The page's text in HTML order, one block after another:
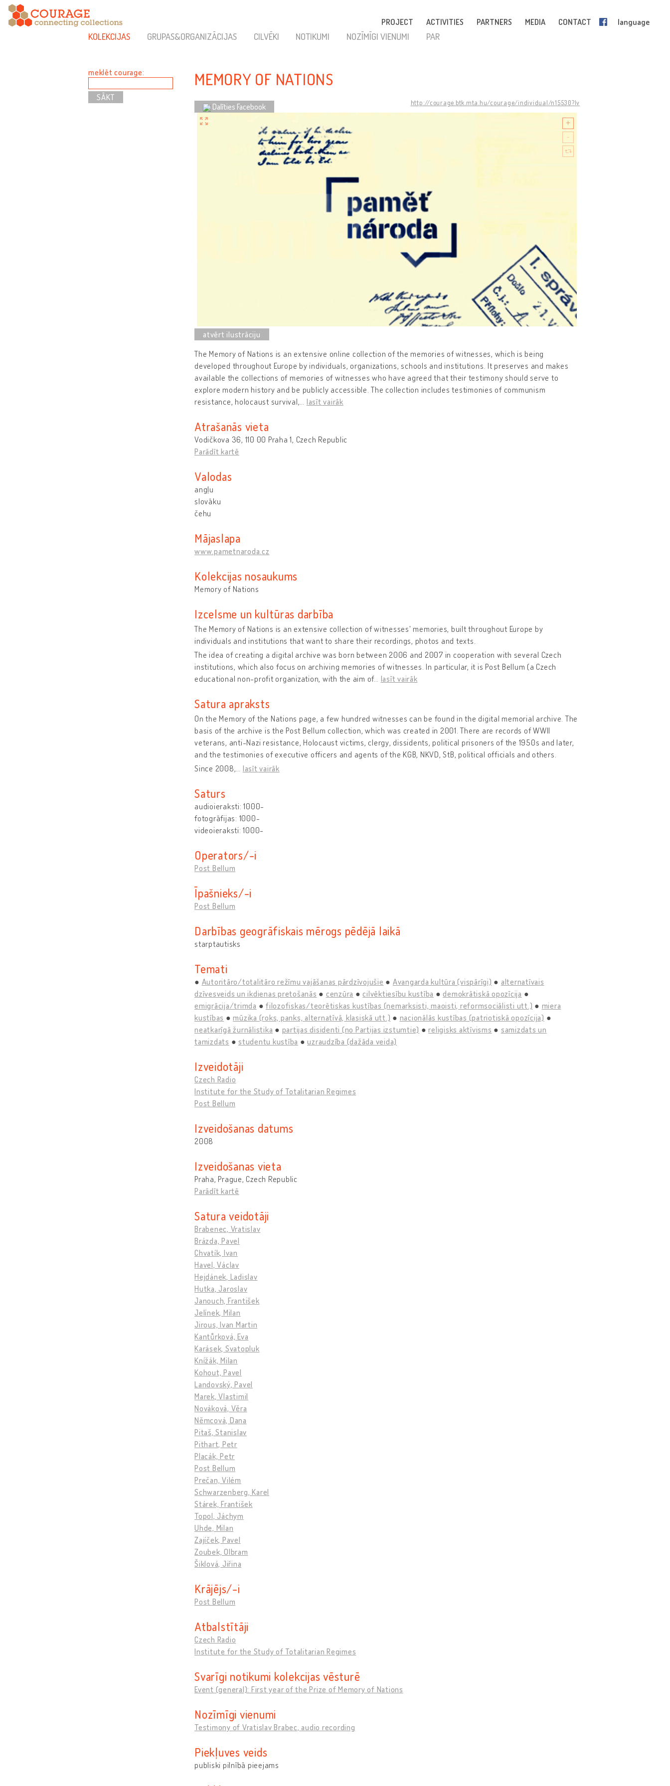
PROJECT ACTIVITIES PARTNERS MEDIA CONTACT language
KOLEKCIJAS GRUPAS&ORGANIZĀCIJAS CILVĒKI NOTIKUMI NOZĪMĪGI VIENUMI PAR
meklēt courage: MEMORY OF NATIONS
http://courage.btk.mta.hu/courage/individual/n15530?lv
Dalīties Facebook
The Memory of Nations is an extensive online collection of the memories of witnesses, which is being
developed throughout Europe by individuals, organizations, schools and institutions. It preserves and makes
available the collections of memories of witnesses who have agreed that their testimony should serve to
explore modern history and be publicly accessible. The collection includes testimonies of communism
resistance, holocaust survival,
lasīt vairāk
Atrašanās vieta
Vodičkova 36, 110 00 Praha 1, Czech Republic
Parādīt kartē
Valodas
angļu
slovāku
čehu
Mājaslapa
www.pametnaroda.cz
Kolekcijas nosaukums
Memory of Nations
Izcelsme un kultūras darbība
The Memory of Nations is an extensive collection of witnesses' memories, built throughout Europe by
individuals and institutions that want to share their recordings, photos and texts.
The idea of creating a digital archive was born between 2006 and 2007 in cooperation with several Czech
institutions, which also focus on archiving memories of witnesses. In particular, it is Post Bellum (a Czech
educational non-profit organization, with the aim of… lasīt vairāk
Satura apraksts
On the Memory of the Nations page, a few hundred witnesses can be found in the digital memorial archive. The
basis of the archive is the Post Bellum collection, which was created in 2001. There are records of WWII
veterans, anti-Nazi resistance, Holocaust victims, clergy, dissidents, political prisoners of the 1950s and later,
and the testimonies of executive officers and agents of the KGB, NKVD, StB, political officials and others.
Since 2008,
lasīt vairāk
Saturs
audioieraksti: 1000-
fotogrāfijas: 1000-
videoieraksti: 1000-
Operators/-i
Post Bellum
Īpašnieks/-i
Post Bellum
Darbības ģeogrāfiskais mērogs pēdējā laikā
starptautisks
Temati
Autoritāro/totalitāro režīmu vajāšanas pārdzīvojušie Avangarda kultūra (vispārīgi)
alternatīvais
dzīvesveids un ikdienas pretošanās
cenzūra cilvēktiesību kustība
demokrātiskā opozīcija
emigrācija/trimda
filozofiskas/teorētiskas kustības (nemarksisti, maoisti, reformsociālisti utt.)
miera
kustības
mūzika (roks, panks, alternatīvā, klasiskā utt.)
nacionālās kustības (patriotiskā opozīcija)
neatkarīgā žurnālistika
partijas disidenti (no Partijas izstumtie) reliģisks aktīvisms
samizdats un
tamizdats
studentu kustība uzraudzība (dažāda veida)
Izveidotāji
Czech Radio
Institute for the Study of Totalitarian Regimes
Post Bellum
Izveidošanas datums
2008
Izveidošanas vieta
Praha, Prague, Czech Republic
Parādīt kartē
Satura veidotāji
Brabenec, Vratislav
Brázda, Pavel
Chvatík, Ivan
Havel, Václav
Hejdánek, Ladislav
Hutka, Jaroslav
Janouch, František
Jelínek, Milan
Jirous, Ivan Martin
Kantůrková, Eva
Karásek, Svatopluk
Knížák, Milan
Kohout, Pavel
Landovský, Pavel
Marek, Vlastimil
Nováková, Věra
Němcová, Dana
Pitaš, Stanislav
Pithart, Petr
Placák, Petr
Post Bellum
Prečan, Vilém
Schwarzenberg, Karel
Stárek, František
Topol, Jáchym
Uhde, Milan
Zajíček, Pavel
Zoubek, Olbram
Šiklová, Jiřina
Krājējs/-i
Post Bellum
Atbalstītāji
Czech Radio
Institute for the Study of Totalitarian Regimes
Svarīgi notikumi kolekcijas vēsturē
Event (general): First year of the Prize of Memory of Nations
Nozīmīgi vienumi
Testimony of Vratislav Brabec, audio recording
Piekļuves veids
publiski pilnībā pieejams